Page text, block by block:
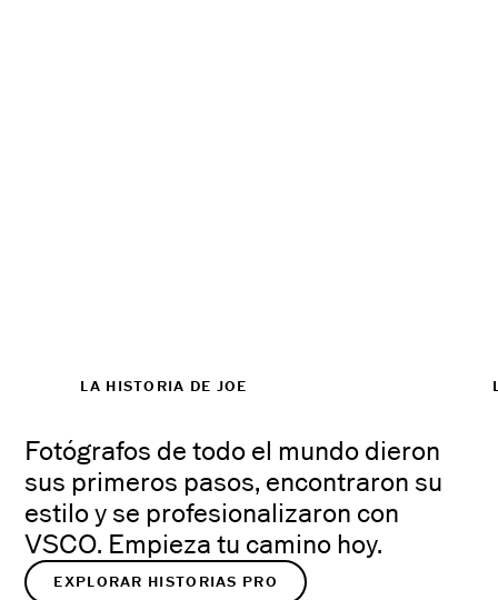
LA HISTORIA DE JOE
Fotógrafos de todo el mundo dieron
sus primeros pasos, encontraron su
estilo y se profesionalizaron con
VSCO. Empieza tu camino hoy.
EXPLORAR HISTORIAS PRO